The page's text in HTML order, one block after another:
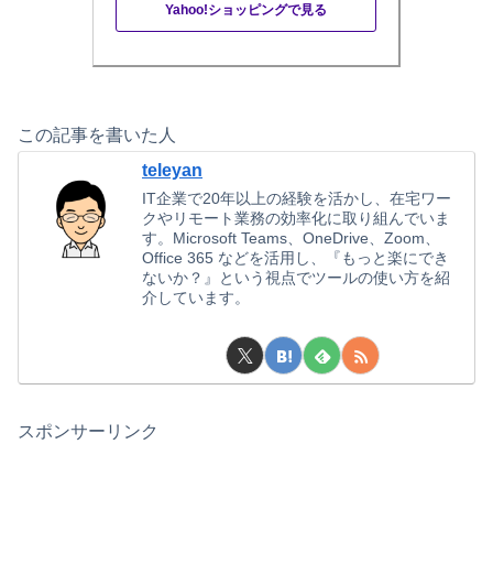
Yahoo!ショッピングで見る
この記事を書いた人
teleyan
IT企業で20年以上の経験を活かし、在宅ワー
クやリモート業務の効率化に取り組んでいま
す。Microsoft Teams、OneDrive、Zoom、
Office 365 などを活用し、『もっと楽にでき
ないか？』という視点でツールの使い方を紹
介しています。
スポンサーリンク